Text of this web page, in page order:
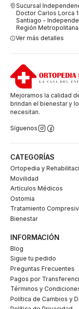
Sucursal
Doctor Carlos Lorca
Santiago -
Región
Ver más detalles
Mejoramos la calidad
brindan el bienestar y
necesitan.
Síguenos
CATEGORÍAS
Ortopedia y
Movilidad
Artículos Médicos
Ostomia
Tratamiento
Bienestar
INFORMACIÓN
Blog
Sigue tu pedido
Preguntas Frecuentes
Pagos por
Términos y
Política de Cambios y